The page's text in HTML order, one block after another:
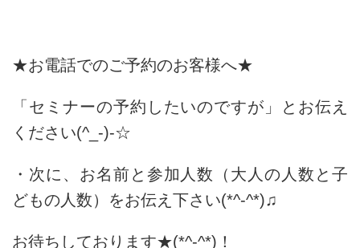
★お電話でのご予約のお客様へ★
「セミナーの予約したいのですが」とお伝え
ください(^_-)-☆
・次に、お名前と参加人数（大人の人数と子
どもの人数）をお伝え下さい(*^-^*)♫
お待ちしております★(*^-^*)！